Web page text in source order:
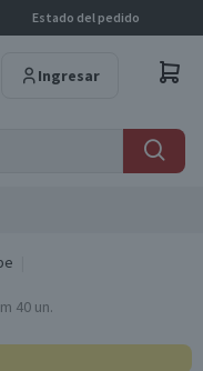
Estado del pedido
Ingresar
40 un.